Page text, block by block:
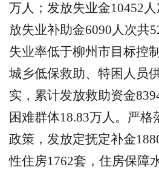
万人；发放失业金10452
放失业补助金6090人次共
失业率低于柳州市目标控
城乡低保救助、特困人员
实，累计发放救助资金
困难群体18.83万人。严格
政策，发放定抚定补金
性住房1762套，住房保障